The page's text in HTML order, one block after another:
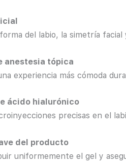
del labio, la simetría
anestesia tópica
experiencia más cómoda
ácido hialurónico
precisas en el
del producto
uniformemente el gel y